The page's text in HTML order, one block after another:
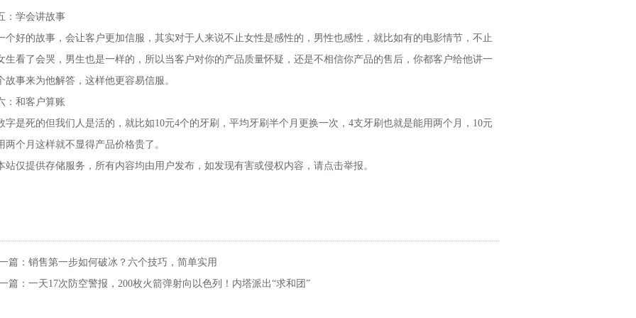
：学会讲故事
个好的故事，会让客户更加信服，其实对于人来说不止女性是感性的，男性也感性，就比如有的电影情节，不止
生看了会哭，男生也是一样的，所以当客户对你的产品质量怀疑，还是不相信你产品的售后，你都客户给他讲一
故事来为他解答，这样他更容易信服。
：和客户算账
字是死的但我们人是活的，就比如10元4个的牙刷，平均牙刷半个月更换一次，4支牙刷也就是能用两个月，10元
两个月这样就不显得产品价格贵了。
站仅提供存储服务，所有内容均由用户发布，如发现有害或侵权内容，请点击举报。
篇： 销售第一步如何破冰？六个技巧，简单实用
篇： 一天17次防空警报，200枚火箭弹射向以色列！内塔派出“求和团”